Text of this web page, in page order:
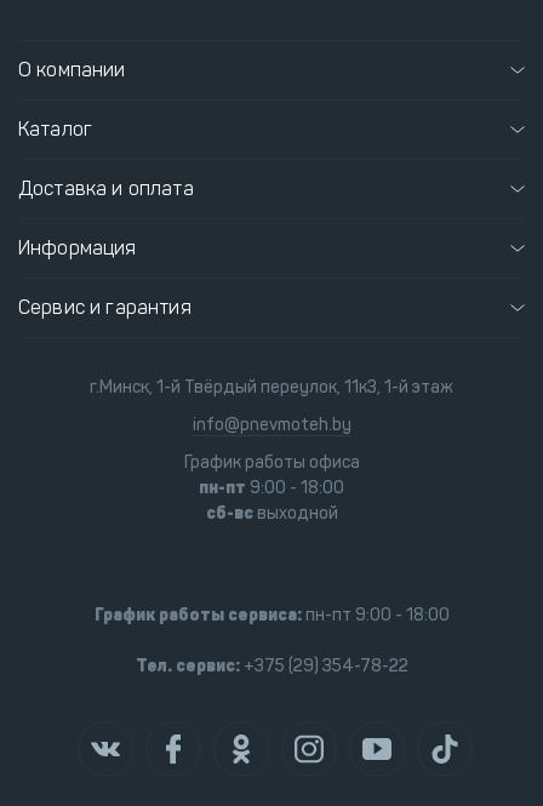
О компании
Каталог
Доставка и оплата
Информация
Сервис и гарантия
г.Минск, 1-й Твёрдый переулок, 11к3, 1-й этаж
info@pnevmoteh.by
График работы офиса
пн-пт 9:00 - 18:00
сб-всвыходной
График работы сервиса:пн-пт 9:00 - 18:00
Тел. сервис:+375 (29) 354-78-22